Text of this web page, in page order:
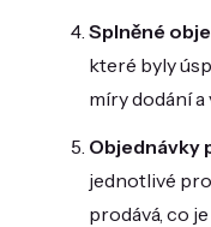
Splněné
které byly
míry dodání
Objednávky
jednotlivé
prodává, co